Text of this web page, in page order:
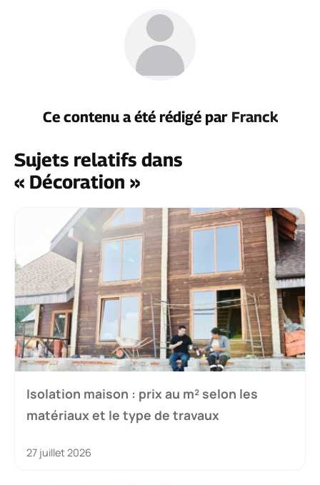
Ce contenu a été rédigé par Franck
Sujets relatifs dans
« Décoration »
Isolation maison : prix au m² selon les
matériaux et le type de travaux
27 juillet 2026